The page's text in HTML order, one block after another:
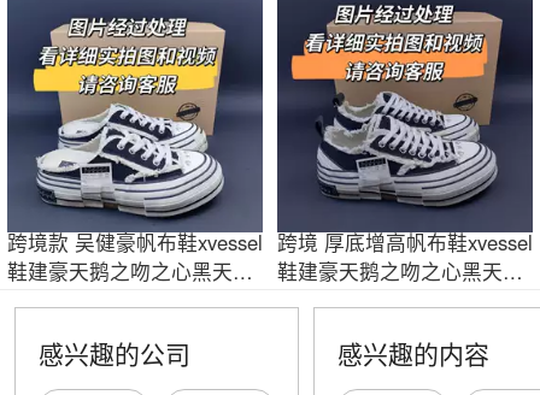
跨境款 吴健豪帆布鞋xvessel
鞋建豪天鹅之吻之心黑天鹅
跨境 厚底增高帆布鞋xvessel
鞋建豪天鹅之吻之心黑天鹅
感兴趣的公司 感兴趣的内容